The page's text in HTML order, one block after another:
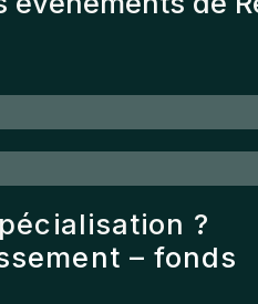
?
– fonds